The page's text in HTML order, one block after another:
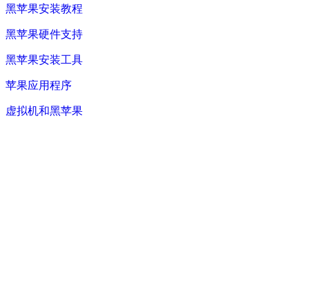
黑苹果安装教程
黑苹果硬件支持
黑苹果安装工具
苹果应用程序
虚拟机和黑苹果